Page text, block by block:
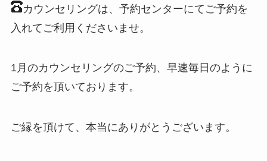
カウンセリングは、予約センターにてご予約を
入れてご利用くださいませ。
1月のカウンセリングのご予約、早速毎日のように
ご予約を頂いております。
ご縁を頂けて、本当にありがとうございます。